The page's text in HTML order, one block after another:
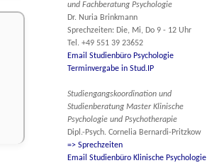
und Fachberatung Psychologie
Dr. Nuria Brinkmann
Sprechzeiten: Die, Mi, Do 9 - 12 Uhr
Tel. +49 551 39 23652
Email Studienbüro Psychologie
Terminvergabe in Stud.IP
Studiengangskoordination und
Studienberatung Master Klinische
Psychologie und Psychotherapie
Dipl.-Psych. Cornelia Bernardi-Pritzkow
=> Sprechzeiten
Email Studienbüro Klinische Psychologie